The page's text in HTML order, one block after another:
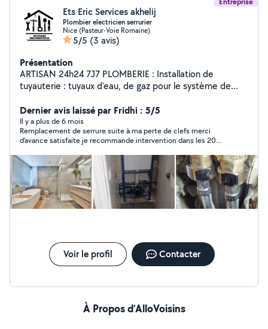
Ets Eric Services akhelij
Plombier electricien serrurier
Nice (Pasteur-Voie Romaine)
5/5 (3 avis)
Présentation
ARTISAN 24h24 7J7 PLOMBERIE : Installation de
tuyauterie : tuyaux d'eau, de gaz pour le système de
Débouchage de canalisations. Installation et réparation
de robinetterie. Installation et entretien de chauffe-eau
qu'ils soient électriques, au gaz Réparation de toilettes
qui fuient,ou qui présentent des problèmes de chasse
d'eau. Réparation remplacement de chauffe eau
Réparation de canalisations endommagées. Réparation
ou installation climatisation Débouchage par camion
hydrocureur Pompage de fosse septique Débouchage
par furet électriques ou mécanique ÉLECTRICITÉ Mise
Ouverture de porte Remplacement de serrure toute
marque Réparation volets roulants électrique et
manuelle Ouverture de coffre fort toute marques
état après sinistre Dépannage 24/24 7j7 Devis gratuit
Dernier avis laissé par Fridhi : 5/5
Il y a plus de 6 mois
Remplacement de serrure suite à ma perte de clefs merci
d’avance satisfaite je recommande intervention dans les 20
Voir le profil Contacter
À Propos d’AlloVoisins